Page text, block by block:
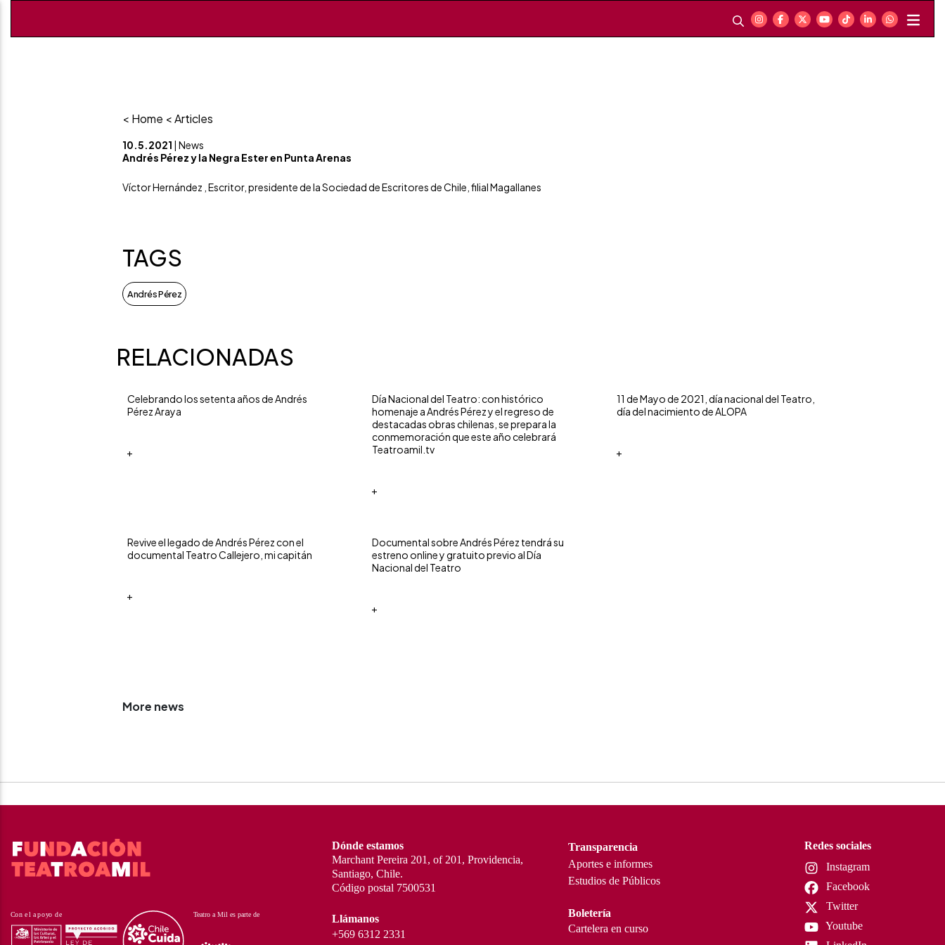
< Home < Articles
10.5.2021 | News
Andrés Pérez y la Negra Ester en Punta Arenas
Víctor Hernández , Escritor, presidente de la Sociedad de Escritores de Chile, filial Magallanes
TAGS
Andrés Pérez
RELACIONADAS
Celebrando los setenta años de Andrés
Pérez Araya
+
Día Nacional del Teatro: con histórico
homenaje a Andrés Pérez y el regreso de
destacadas obras chilenas, se prepara la
conmemoración que este año celebrará
Teatroamil.tv
+
11 de Mayo de 2021, día nacional del Teatro,
día del nacimiento de ALOPA
+
Revive el legado de Andrés Pérez con el
documental Teatro Callejero, mi capitán
+
Documental sobre Andrés Pérez tendrá su
estreno online y gratuito previo al Día
Nacional del Teatro
+
More news
Dónde estamos
Marchant Pereira 201, of 201, Providencia,
Santiago, Chile.
Código postal 7500531
Llámanos
+569 6312 2331
Transparencia
Aportes e informes
Estudios de Públicos
Boletería
Cartelera en curso
Redes sociales
Instagram
Facebook
Twitter
Youtube